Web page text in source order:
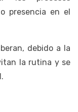
presencia en el
debido a la
la rutina y se